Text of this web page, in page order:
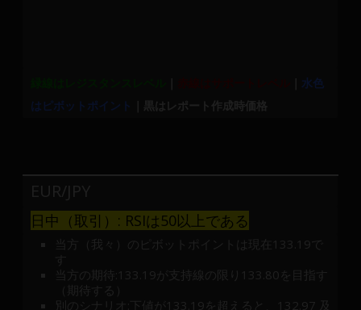
｜水色
はピボットポイント
｜黒はレポート作成時価格
EUR/JPY
日中（取引）: RSIは50以上である
当方（我々）のピボットポイントは現在133.19で
当方の期待:133.19が支持線の限り133.80を目指す
（期待する）
別のシナリオ:下値が133.19を超えると、132.97 及